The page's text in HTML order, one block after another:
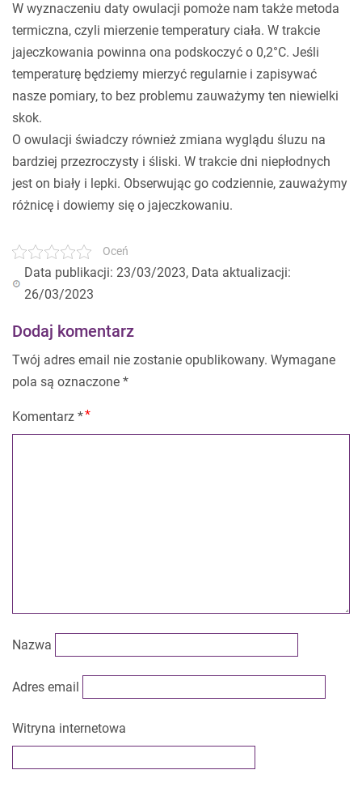
W wyznaczeniu daty owulacji pomoże nam także metoda
termiczna, czyli mierzenie temperatury ciała. W trakcie
jajeczkowania powinna ona podskoczyć o 0,2°C. Jeśli
temperaturę będziemy mierzyć regularnie i zapisywać
nasze pomiary, to bez problemu zauważymy ten niewielki
skok.
O owulacji świadczy również zmiana wyglądu śluzu na
bardziej przezroczysty i śliski. W trakcie dni niepłodnych
jest on biały i lepki. Obserwując go codziennie, zauważymy
różnicę i dowiemy się o jajeczkowaniu.
Oceń
Data publikacji: 23/03/2023, Data aktualizacji:
26/03/2023
Dodaj komentarz
Twój adres email nie zostanie opublikowany. Wymagane
pola są oznaczone *
Komentarz *
Nazwa
Adres email
Witryna internetowa